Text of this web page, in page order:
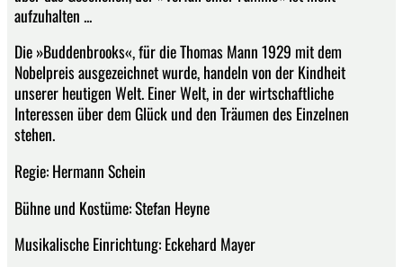
aufzuhalten ...
Die »Buddenbrooks«, für die Thomas Mann 1929 mit dem
Nobelpreis ausgezeichnet wurde, handeln von der Kindheit
unserer heutigen Welt. Einer Welt, in der wirtschaftliche
Interessen über dem Glück und den Träumen des Einzelnen
stehen.
Regie: Hermann Schein
Bühne und Kostüme: Stefan Heyne
Musikalische Einrichtung: Eckehard Mayer